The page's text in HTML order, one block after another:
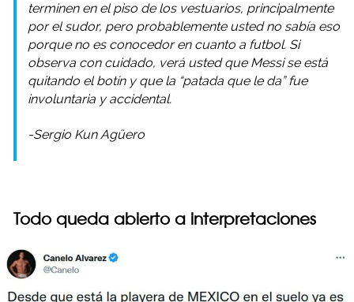
terminen en el piso de los vestuarios, principalmente
por el sudor, pero probablemente usted no sabía eso
porque no es conocedor en cuanto a futbol. Si
observa con cuidado, verá usted que Messi se está
quitando el botín y que la “patada que le da” fue
involuntaria y accidental.
-Sergio Kun Agüero
Todo queda abierto a interpretaciones